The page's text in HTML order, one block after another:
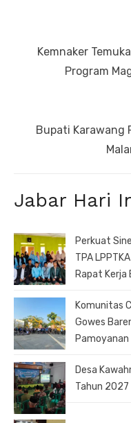
pos
Previous
Kemnaker
Program
NextBupati Karawang
Jabar Hari
Perkuat
TPA
Rapat Kerja
Komunitas
Gowes
Pamoyanan
Desa
Tahun